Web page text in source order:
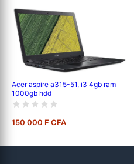
Acer aspire a315-51, i3 4gb ram
1000gb hdd
150 000 F CFA